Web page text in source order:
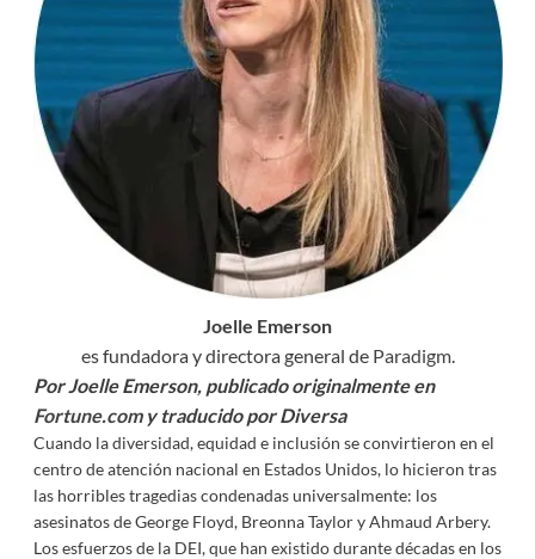
Joelle Emerson
es fundadora y directora general de Paradigm.
Por Joelle Emerson, publicado originalmente en
Fortune.comy traducido por Diversa
Cuando la diversidad, equidad e inclusión se convirtieron en el
centro de atención nacional en Estados Unidos, lo hicieron tras
las horribles tragedias condenadas universalmente: los
asesinatos de George Floyd, Breonna Taylor y Ahmaud Arbery.
Los esfuerzos de la DEI, que han existido durante décadas en los